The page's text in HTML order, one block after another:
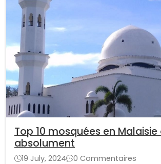
Top 10 mosquées en
absolument
19 July, 2024
0 Commentaires